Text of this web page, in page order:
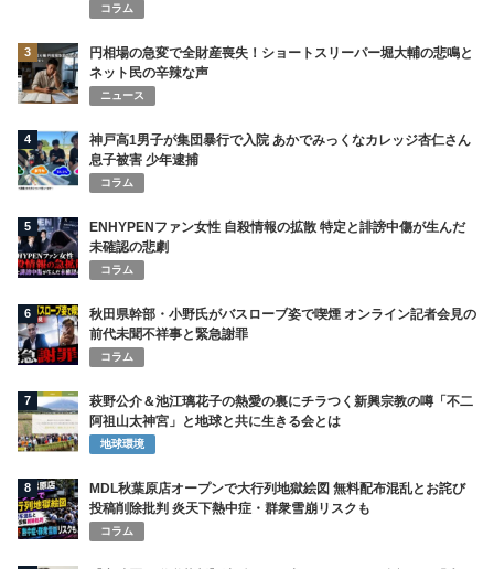
コラム
3
円相場の急変で全財産喪失！ショートスリーパー堀大輔の悲鳴と
ネット民の辛辣な声
ニュース
4
神戸高1男子が集団暴行で入院 あかでみっくなカレッジ杏仁さん
息子被害 少年逮捕
コラム
5
ENHYPENファン女性 自殺情報の拡散 特定と誹謗中傷が生んだ
未確認の悲劇
コラム
6
秋田県幹部・小野氏がバスローブ姿で喫煙 オンライン記者会見の
前代未聞不祥事と緊急謝罪
コラム
7
萩野公介＆池江璃花子の熱愛の裏にチラつく新興宗教の噂「不二
阿祖山太神宮」と地球と共に生きる会とは
地球環境
8
MDL秋葉原店オープンで大行列地獄絵図 無料配布混乱とお詫び
投稿削除批判 炎天下熱中症・群衆雪崩リスクも
コラム